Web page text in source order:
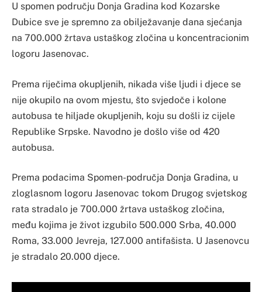
U spomen području Donja Gradina kod Kozarske
Dubice sve je spremno za obilježavanje dana sjećanja
na 700.000 žrtava ustaškog zločina u koncentracionim
logoru Jasenovac.
Prema riječima okupljenih, nikada više ljudi i djece se
nije okupilo na ovom mjestu, što svjedoče i kolone
autobusa te hiljade okupljenih, koju su došli iz cijele
Republike Srpske. Navodno je došlo više od 420
autobusa.
Prema podacima Spomen-područja Donja Gradina, u
zloglasnom logoru Jasenovac tokom Drugog svjetskog
rata stradalo je 700.000 žrtava ustaškog zločina,
među kojima je život izgubilo 500.000 Srba, 40.000
Roma, 33.000 Jevreja, 127.000 antifašista. U Jasenovcu
je stradalo 20.000 djece.